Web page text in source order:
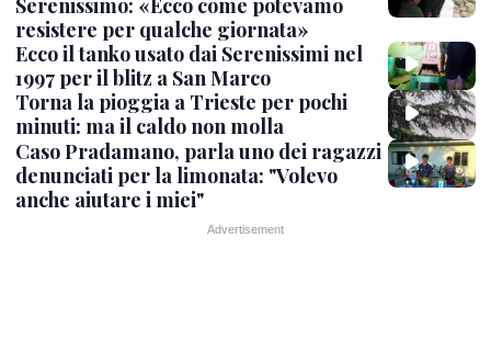
Serenissimo: «Ecco come potevamo
resistere per qualche giornata»
Ecco il tanko usato dai Serenissimi nel
1997 per il blitz a San Marco
Torna la pioggia a Trieste per pochi
minuti: ma il caldo non molla
Caso Pradamano, parla uno dei ragazzi
denunciati per la limonata: "Volevo
anche aiutare i miei"